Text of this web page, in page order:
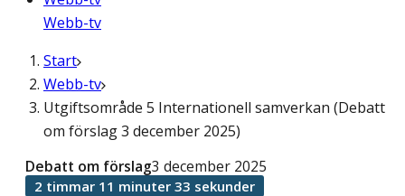
Webb-tv
Start
Webb-tv
Utgiftsområde 5 Internationell samverkan (Debatt
om förslag 3 december 2025)
Debatt om förslag3 december 2025
2 timmar 11 minuter 33 sekunder